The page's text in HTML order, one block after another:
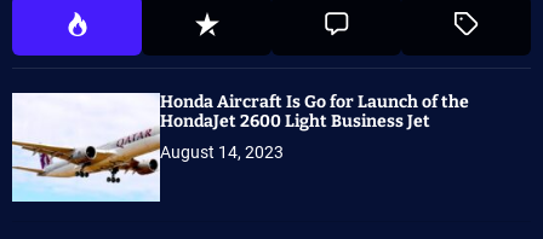
Honda Aircraft Is Go for Launch of the
HondaJet 2600 Light Business Jet
August 14, 2023